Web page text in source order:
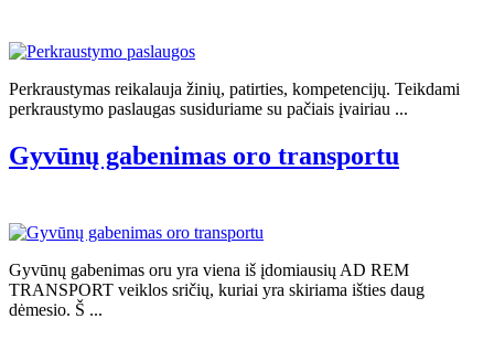
Perkraustymas reikalauja žinių, patirties, kompetencijų. Teikdami
perkraustymo paslaugas susiduriame su pačiais įvairiau ...
Gyvūnų gabenimas oro transportu
Gyvūnų gabenimas oru yra viena iš įdomiausių AD REM
TRANSPORT veiklos sričių, kuriai yra skiriama išties daug
dėmesio. Š ...